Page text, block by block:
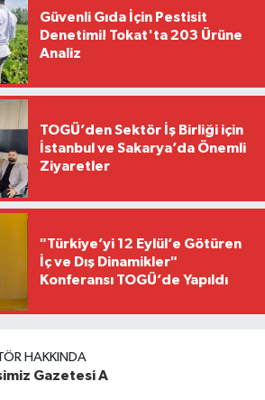
Güvenli Gıda İçin Pestisit
Denetimi! Tokat'ta 203 Ürüne
Analiz
TOGÜ’den Sektör İş Birliği için
İstanbul ve Sakarya’da Önemli
Ziyaretler
"Türkiye’yi 12 Eylül’e Götüren
İç ve Dış Dinamikler"
Konferansı TOGÜ’de Yapıldı
HAKKINDA
Gazetesi A